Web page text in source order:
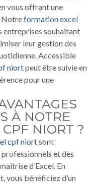
vous offrant une
Notreformation excel
entreprises souhaitant
leur gestion des
Accessible
niortpeut être suivie en
pour une
À NOTRE
NIORT ?
cpf niortsont
et des
d’Excel. En
, vous bénéficiez d’un